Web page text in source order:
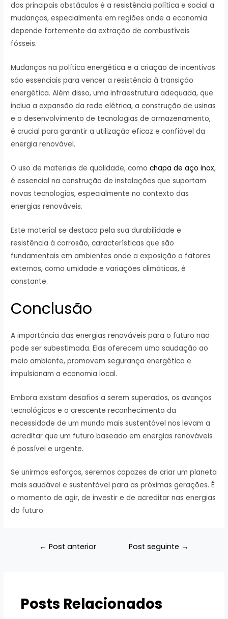
dos principais obstáculos é a resistência política e social a
mudanças, especialmente em regiões onde a economia
depende fortemente da extração de combustíveis
fósseis.
Mudanças na política energética e a criação de incentivos
são essenciais para vencer a resistência à transição
energética. Além disso, uma infraestrutura adequada, que
inclua a expansão da rede elétrica, a construção de usinas
e o desenvolvimento de tecnologias de armazenamento,
é crucial para garantir a utilização eficaz e confiável da
energia renovável.
O uso de materiais de qualidade, como chapa de aço inox,
é essencial na construção de instalações que suportam
novas tecnologias, especialmente no contexto das
energias renováveis.
Este material se destaca pela sua durabilidade e
resistência à corrosão, características que são
fundamentais em ambientes onde a exposição a fatores
externos, como umidade e variações climáticas, é
constante.
Conclusão
A importância das energias renováveis para o futuro não
pode ser subestimada. Elas oferecem uma saudação ao
meio ambiente, promovem segurança energética e
impulsionam a economia local.
Embora existam desafios a serem superados, os avanços
tecnológicos e o crescente reconhecimento da
necessidade de um mundo mais sustentável nos levam a
acreditar que um futuro baseado em energias renováveis
é possível e urgente.
Se unirmos esforços, seremos capazes de criar um planeta
mais saudável e sustentável para as próximas gerações. É
o momento de agir, de investir e de acreditar nas energias
do futuro.
Navegação
← Post anterior Post seguinte →
Posts Relacionados